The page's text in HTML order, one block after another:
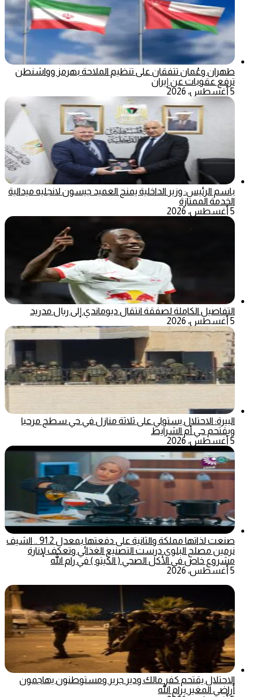
طهران وعُمان تتفقان على تنظيم الملاحة بهرمز وواشنطن
ترفع عقوبات عن إيران
5 أغسطس، 2026
باسم الرئيس: وزير الداخلية يمنح العميد جيسون لانجليه ميدالية
الخدمة الممتازة
5 أغسطس، 2026
التفاصيل الكاملة لصفقة انتقال ديوماندي إلى ريال مدريد
5 أغسطس، 2026
البيرة: الاحتلال يستولي على ثلاثة منازل في حي سطح مرحبا
ويقتحم حي أم الشرايط
5 أغسطس، 2026
صنعت لذاتها مملكة والثانية على دفعتها بمعدل 91.2 .. الشيف
نرمين مصلح البلوي درست التصنيع الغذائي وتعكف لإنارة
مشروع خاص في الأكل الصحي ( الكيتو ) في رام الله
5 أغسطس، 2026
الاحتلال يقتحم كفر مالك ودير جرير ومستوطنون يهاجمون
أراضي المغير برام الله